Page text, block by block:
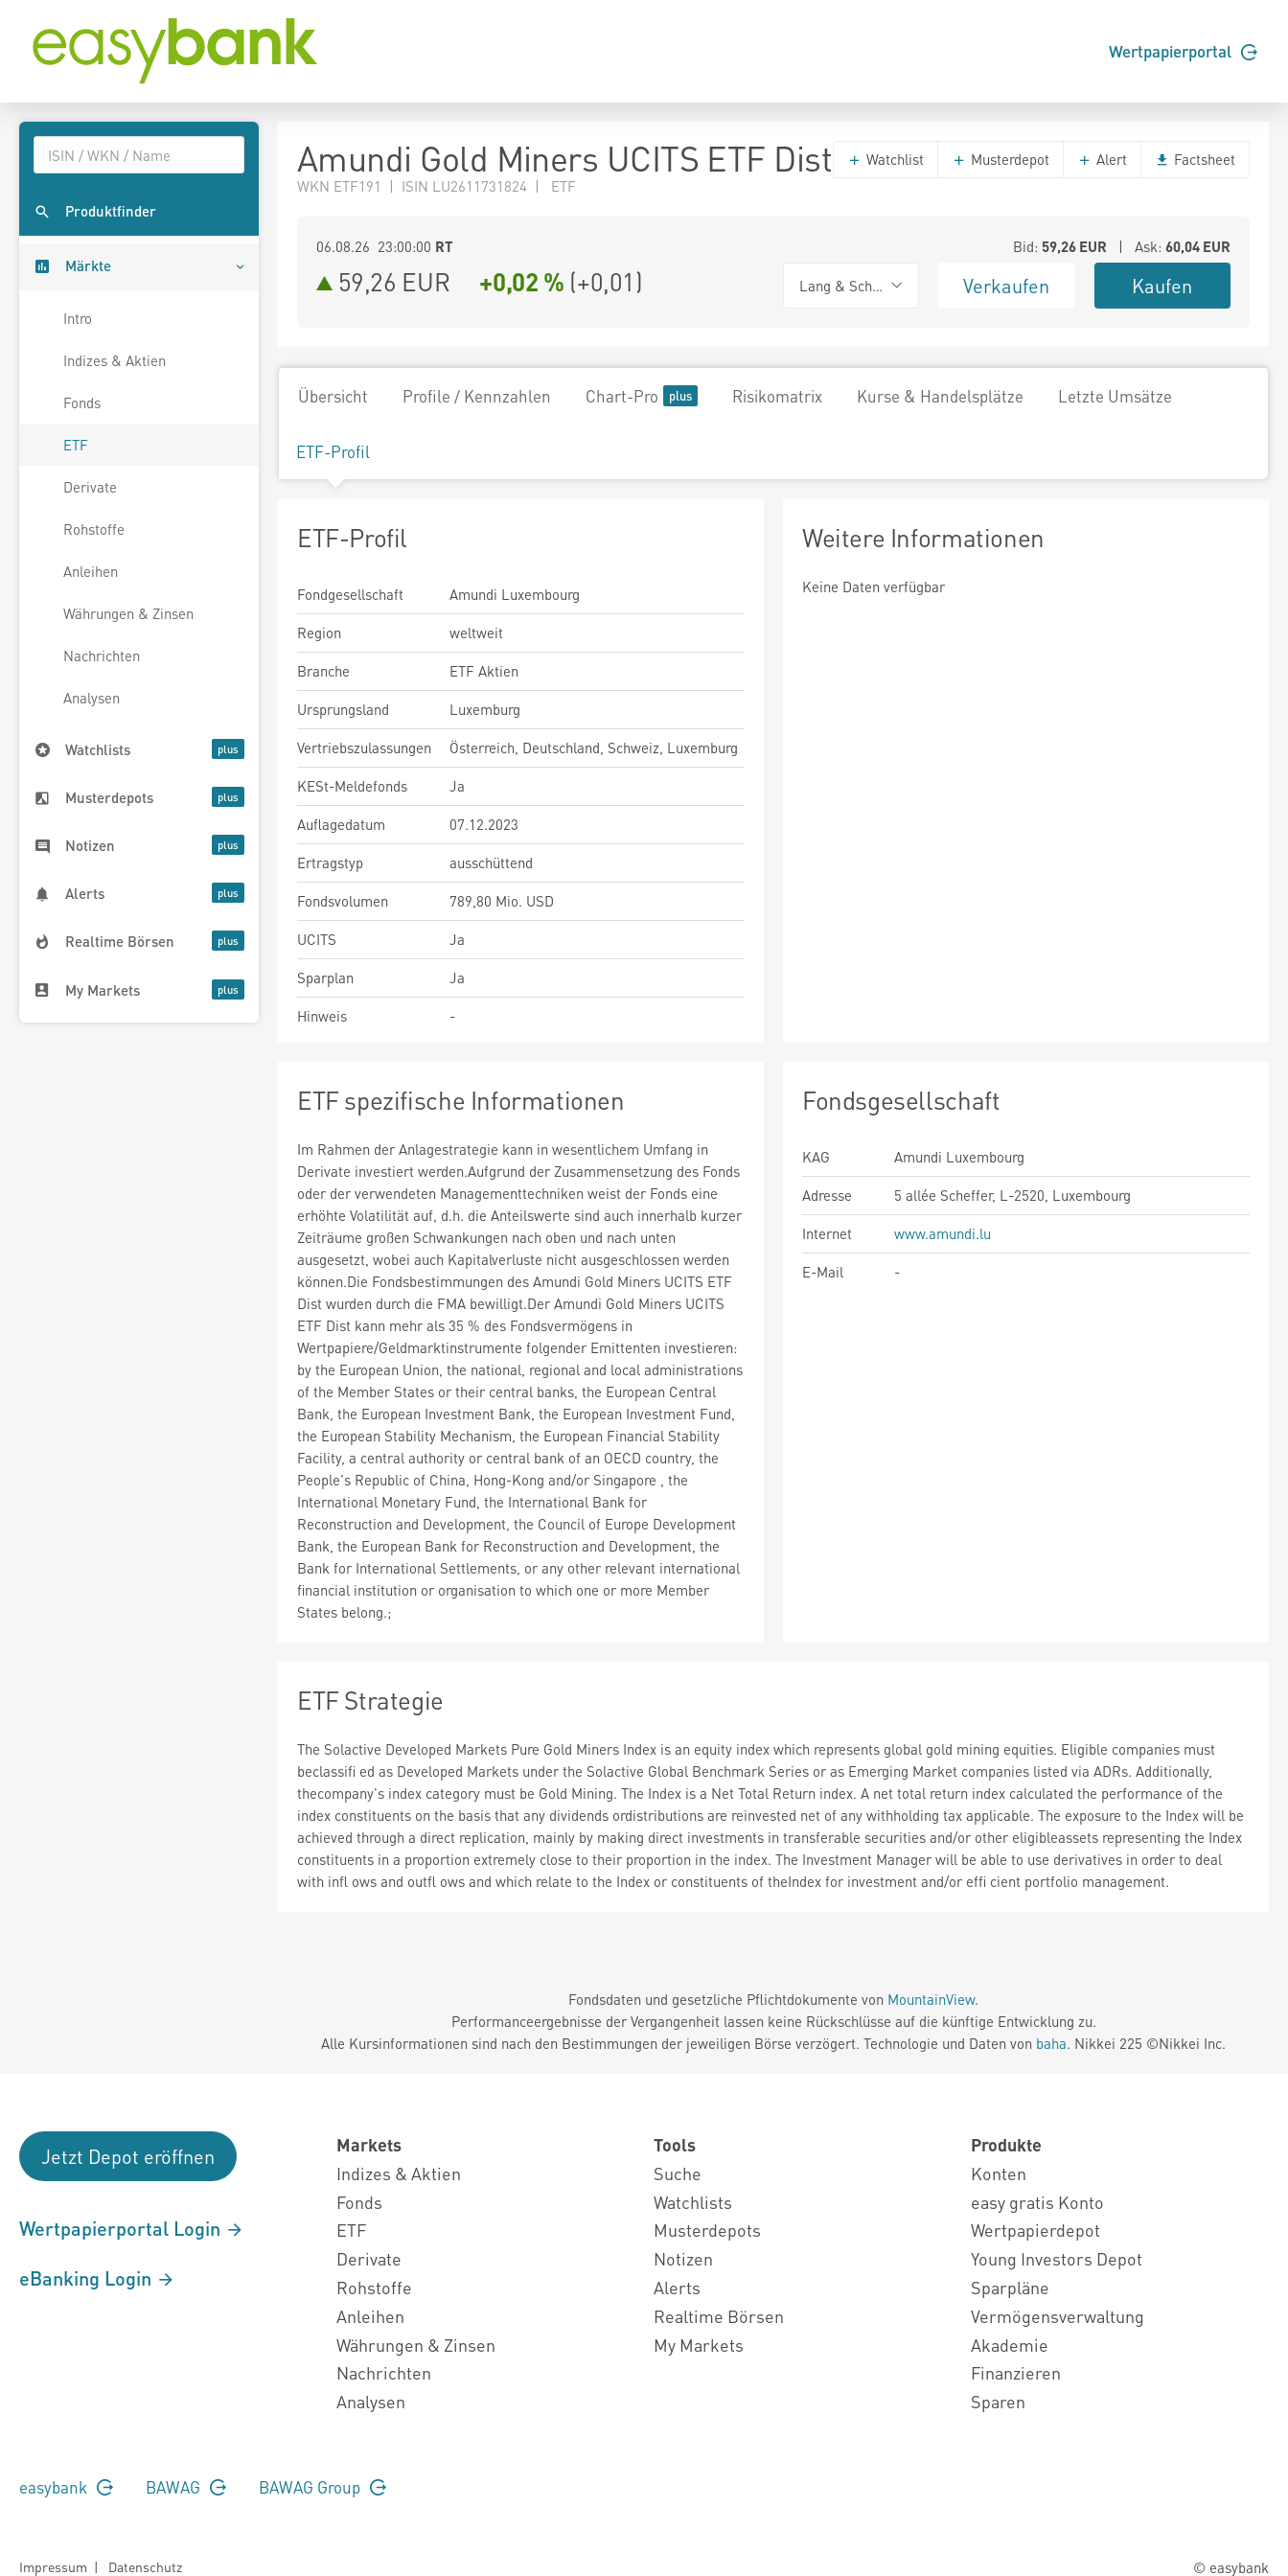
Wertpapierportal
Produktfinder
Märkte
Intro
Indizes & Aktien
Fonds
ETF
Derivate
Rohstoffe
Anleihen
Währungen & Zinsen
Nachrichten
Analysen
Watchlists
Musterdepots
Notizen
Alerts
Realtime Börsen
My Markets
Amundi Gold Miners UCITS ETF Dist
WKN ETF191 | ISIN LU2611731824 | ETF
Watchlist Musterdepot Alert Factsheet
06.08.26 23:00:00 RT Bid: 59,26EUR | Ask: 60,04EUR
59,26 EUR +0,02 % (+0,01) Lang & Schwarz Verkaufen Kaufen
Übersicht Profile / Kennzahlen Chart-Pro Risikomatrix Kurse & Handelsplätze Letzte Umsätze
ETF-Profil
ETF-Profil
Fondgesellschaft
Amundi Luxembourg
Region
weltweit
Branche
ETF Aktien
Ursprungsland
Luxemburg
Vertriebszulassungen
Österreich, Deutschland, Schweiz, Luxemburg
KESt-Meldefonds
Ja
Auflagedatum
07.12.2023
Ertragstyp
ausschüttend
Fondsvolumen
789,80 Mio. USD
UCITS
Ja
Sparplan
Ja
Hinweis
-
Weitere Informationen
Keine Daten verfügbar
ETF spezifische Informationen
Im Rahmen der Anlagestrategie kann in wesentlichem Umfang in
Derivate investiert werden.Aufgrund der Zusammensetzung des Fonds
oder der verwendeten Managementtechniken weist der Fonds eine
erhöhte Volatilität auf, d.h. die Anteilswerte sind auch innerhalb kurzer
Zeiträume großen Schwankungen nach oben und nach unten
ausgesetzt, wobei auch Kapitalverluste nicht ausgeschlossen werden
können.Die Fondsbestimmungen des Amundi Gold Miners UCITS ETF
Dist wurden durch die FMA bewilligt.Der Amundi Gold Miners UCITS
ETF Dist kann mehr als 35 % des Fondsvermögens in
Wertpapiere/Geldmarktinstrumente folgender Emittenten investieren:
by the European Union, the national, regional and local administrations
of the Member States or their central banks, the European Central
Bank, the European Investment Bank, the European Investment Fund,
the European Stability Mechanism, the European Financial Stability
Facility, a central authority or central bank of an OECD country, the
People's Republic of China, Hong-Kong and/or Singapore , the
International Monetary Fund, the International Bank for
Reconstruction and Development, the Council of Europe Development
Bank, the European Bank for Reconstruction and Development, the
Bank for International Settlements, or any other relevant international
financial institution or organisation to which one or more Member
States belong.;
Fondsgesellschaft
KAG
Amundi Luxembourg
Adresse
5 allée Scheffer, L-2520, Luxembourg
Internet
www.amundi.lu
E-Mail
-
ETF Strategie
The Solactive Developed Markets Pure Gold Miners Index is an equity index which represents global gold mining equities. Eligible companies must
beclassifi ed as Developed Markets under the Solactive Global Benchmark Series or as Emerging Market companies listed via ADRs. Additionally,
thecompany's index category must be Gold Mining. The Index is a Net Total Return index. A net total return index calculated the performance of the
index constituents on the basis that any dividends ordistributions are reinvested net of any withholding tax applicable. The exposure to the Index will be
achieved through a direct replication, mainly by making direct investments in transferable securities and/or other eligibleassets representing the Index
constituents in a proportion extremely close to their proportion in the index. The Investment Manager will be able to use derivatives in order to deal
with infl ows and outfl ows and which relate to the Index or constituents of theIndex for investment and/or effi cient portfolio management.
Fondsdaten und gesetzliche Pflichtdokumente von MountainView.
Performanceergebnisse der Vergangenheit lassen keine Rückschlüsse auf die künftige Entwicklung zu.
Alle Kursinformationen sind nach den Bestimmungen der jeweiligen Börse verzögert. Technologie und Daten von baha. Nikkei 225 ©Nikkei Inc.
Jetzt Depot eröffnen
Wertpapierportal Login
eBanking Login
Markets
Indizes & Aktien
Fonds
ETF
Derivate
Rohstoffe
Anleihen
Währungen & Zinsen
Nachrichten
Analysen
Tools
Suche
Watchlists
Musterdepots
Notizen
Alerts
Realtime Börsen
My Markets
Produkte
Konten
easy gratis Konto
Wertpapierdepot
Young Investors Depot
Sparpläne
Vermögensverwaltung
Akademie
Finanzieren
Sparen
easybank BAWAG BAWAG Group
Impressum | Datenschutz © easybank